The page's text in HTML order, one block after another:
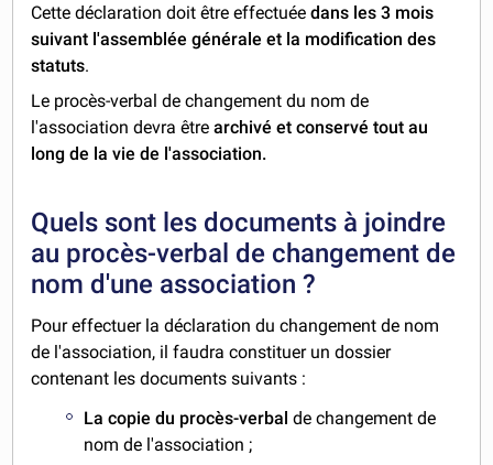
Cette déclaration doit être effectuéedans les 3 mois
suivant l'assemblée générale et la modification des
statuts.
Le procès-verbal de changement du nom de
l'association devra être archivé et conservé tout au
long de la vie de l'association.
Quels sont les documents à joindre
au procès-verbal de changement de
nom d'une association ?
Pour effectuer la déclaration du changement de nom
de l'association, il faudra constituer un dossier
contenant les documents suivants :
La copie du procès-verbal de changement de
nom de l'association ;